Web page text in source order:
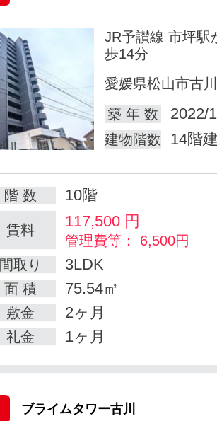
JR予讃線 市坪駅
歩14分
愛媛県松山市古
築 年 数
2022/
建物階数 14階
階 数 10階
賃料 117,500 円
管理費等： 6,500円
間取り
3LDK
面 積 75.54㎡
敷金 2ヶ月
礼金 1ヶ月
ブライムタワー古川